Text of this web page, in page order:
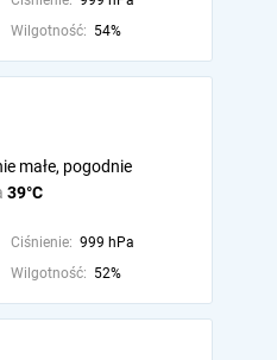
Wilgotność: 54%
39°C
małe, pogodnie
Ciśnienie: 999 hPa
Wilgotność: 52%